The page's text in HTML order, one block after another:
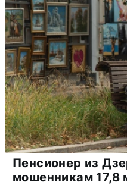
Пенсионер из
мошенникам 17,8